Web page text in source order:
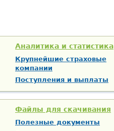
Аналитика и статистика
Крупнейшие страховые
компании
Поступления и выплаты
Файлы для скачивания
Полезные документы